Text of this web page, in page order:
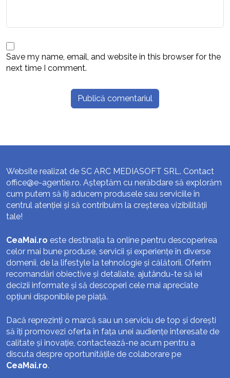
Save my name, email, and website in this browser for the
next time I comment.
Website realizat de SC ARC MEDIASOFT SRL. Contact
office@e-agentie.ro. Așteptăm cu nerăbdare să explorăm
cum putem să îți aducem produsele sau serviciile în
centrul atenției și să contribuim la creșterea vizibilității
tale!
CeaMai.ro este destinația ta online pentru descoperirea
celor mai bune produse, servicii și experiențe în diverse
domenii, de la lifestyle la tehnologie și călătorii. Oferim
recomandări obiective și detaliate, ajutându-te să iei
decizii informate și să descoperi cele mai apreciate
opțiuni disponibile pe piață.
Dacă reprezinți o marcă sau un serviciu de top și dorești
să îți promovezi oferta în fața unei audiențe interesate de
calitate și inovație, contactează-ne acum pentru a
discuta despre oportunitățile de colaborare pe
CeaMai.ro.